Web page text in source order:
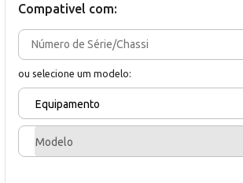
Compativel com:
ou selecione um modelo:
Equipamento
Modelo